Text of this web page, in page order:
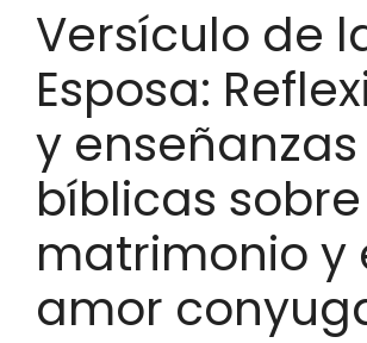
Versículo de
Esposa:
y enseñanzas
bíblicas
matrimonio y
amor